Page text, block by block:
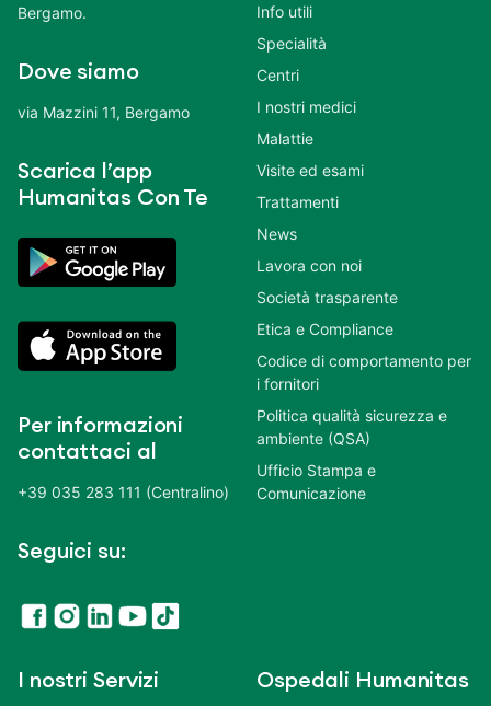
Bergamo.
Dove siamo
via Mazzini 11, Bergamo
Scarica l’app
Humanitas Con Te
Per informazioni
contattaci al
+39 035 283 111 (Centralino)
Seguici su:
Info utili
Specialità
Centri
I nostri medici
Malattie
Visite ed esami
Trattamenti
News
Lavora con noi
Società trasparente
Etica e Compliance
Codice di comportamento per
i fornitori
Politica qualità sicurezza e
ambiente (QSA)
Ufficio Stampa e
Comunicazione
I nostri Servizi Ospedali Humanitas